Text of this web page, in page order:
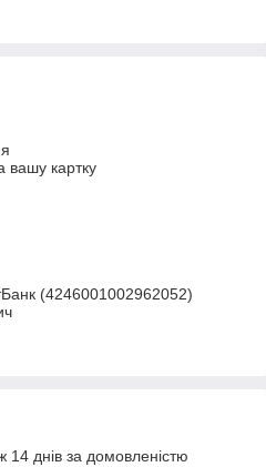
вашу картку
(4246001002962052)
днів за домовленістю